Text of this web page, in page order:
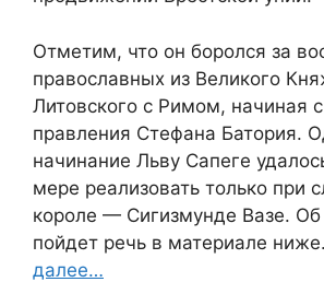
Отметим, что он боролся за
православных из Великого
Литовского с Римом, начиная
правления Стефана Батория.
начинание Льву Сапеге
мере реализовать только при
короле — Сигизмунде Вазе. Об
пойдет речь в материале ниже.
далее…